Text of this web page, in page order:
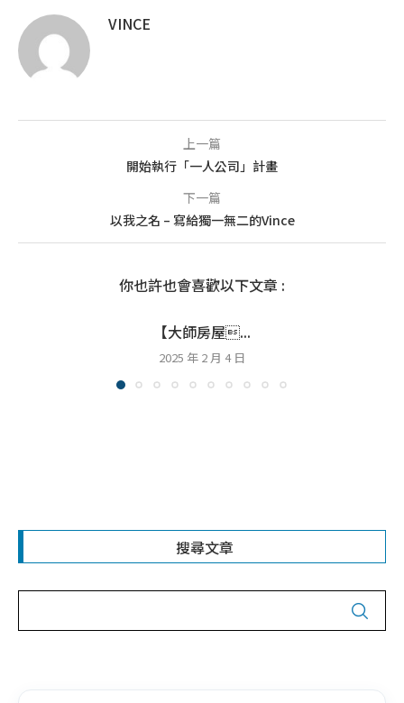
VINCE
上一篇
開始執行「一人公司」計畫
下一篇
以我之名 – 寫給獨一無二的Vince
你也許也會喜歡以下文章 :
【大師房屋...
2025 年 2 月 4 日
搜尋文章